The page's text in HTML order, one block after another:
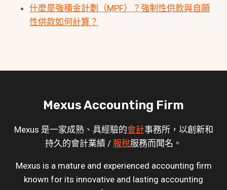
什麼是強積金計劃（MPF）？強制性供款與自願
性供款如何計算？
Mexus Accounting Firm
Mexus 是一家成熟、具經驗的會計事務所，以創新和
持久的會計業績 / 報稅服務而聞名。
Mexus is a mature and experienced accounting firm
known for its innovative and lasting accounting